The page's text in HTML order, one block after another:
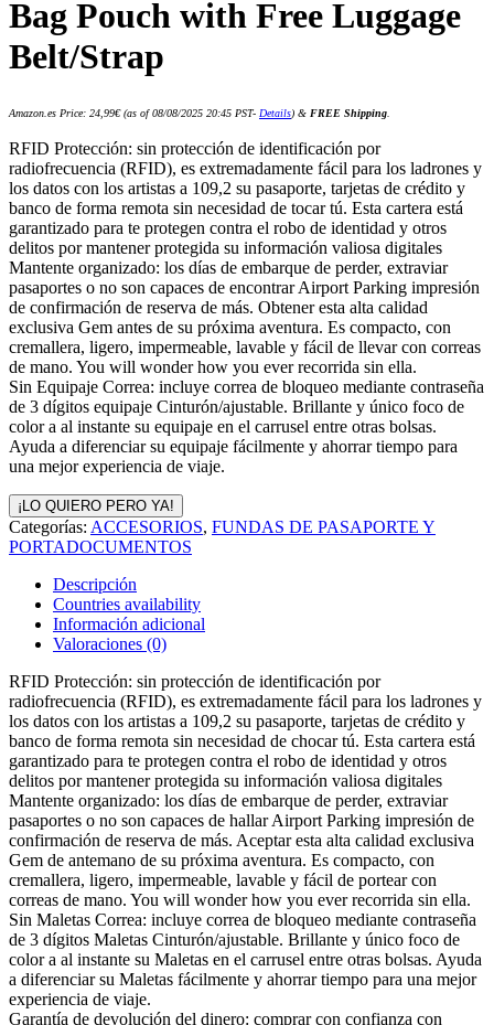
Bag Pouch with Free Luggage
Belt/Strap
Amazon.es Price: 24,99€(as of 08/08/2025 20:45 PST- Details) & FREE Shipping
RFID Protección: sin protección de identificación por
radiofrecuencia (RFID), es extremadamente fácil para los ladrones y
los datos con los artistas a 109,2 su pasaporte, tarjetas de crédito y
banco de forma remota sin necesidad de tocar tú. Esta cartera está
garantizado para te protegen contra el robo de identidad y otros
delitos por mantener protegida su información valiosa digitales
Mantente organizado: los días de embarque de perder, extraviar
pasaportes o no son capaces de encontrar Airport Parking impresión
de confirmación de reserva de más. Obtener esta alta calidad
exclusiva Gem antes de su próxima aventura. Es compacto, con
cremallera, ligero, impermeable, lavable y fácil de llevar con correas
de mano. You will wonder how you ever recorrida sin ella.
Sin Equipaje Correa: incluye correa de bloqueo mediante contraseña
de 3 dígitos equipaje Cinturón/ajustable. Brillante y único foco de
color a al instante su equipaje en el carrusel entre otras bolsas.
Ayuda a diferenciar su equipaje fácilmente y ahorrar tiempo para
una mejor experiencia de viaje.
¡LO QUIERO PERO YA!
Categorías: ACCESORIOS, FUNDAS DE PASAPORTE Y
PORTADOCUMENTOS
Descripción
Countries availability
Información adicional
Valoraciones (0)
RFID Protección: sin protección de identificación por
radiofrecuencia (RFID), es extremadamente fácil para los ladrones y
los datos con los artistas a 109,2 su pasaporte, tarjetas de crédito y
banco de forma remota sin necesidad de chocar tú. Esta cartera está
garantizado para te protegen contra el robo de identidad y otros
delitos por mantener protegida su información valiosa digitales
Mantente organizado: los días de embarque de perder, extraviar
pasaportes o no son capaces de hallar Airport Parking impresión de
confirmación de reserva de más. Aceptar esta alta calidad exclusiva
Gem de antemano de su próxima aventura. Es compacto, con
cremallera, ligero, impermeable, lavable y fácil de portear con
correas de mano. You will wonder how you ever recorrida sin ella.
Sin Maletas Correa: incluye correa de bloqueo mediante contraseña
de 3 dígitos Maletas Cinturón/ajustable. Brillante y único foco de
color a al instante su Maletas en el carrusel entre otras bolsas. Ayuda
a diferenciar su Maletas fácilmente y ahorrar tiempo para una mejor
experiencia de viaje.
Garantía de devolución del dinero: comprar con confianza con